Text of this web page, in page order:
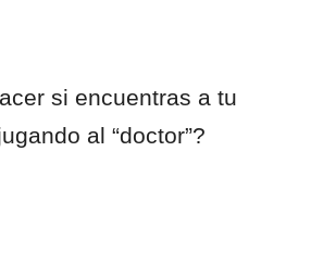
si encuentras a tu
al “doctor”?